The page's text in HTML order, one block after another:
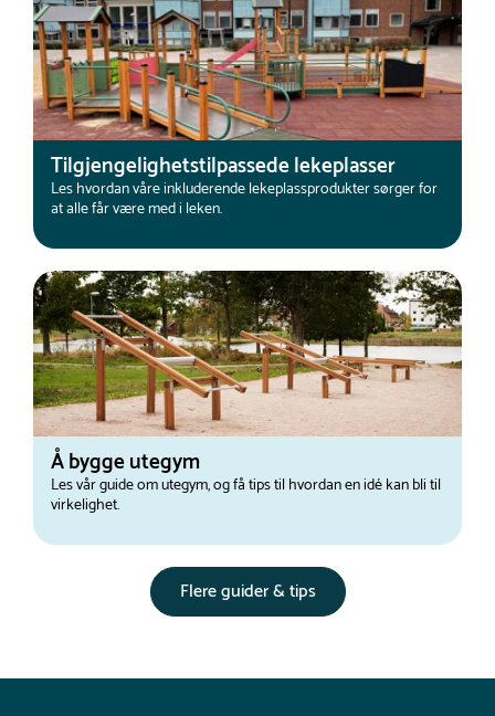
Tilgjengelighetstilpassede lekeplasser
Les hvordan våre inkluderende lekeplassprodukter sørger for
at alle får være med i leken.
Å bygge utegym
Les vår guide om utegym, og få tips til hvordan en idé kan bli til
virkelighet.
Flere guider & tips